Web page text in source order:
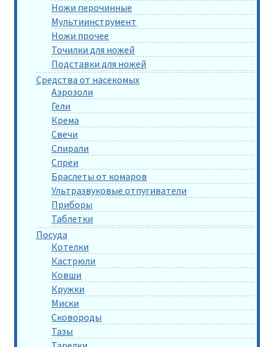
Ножи перочинные
Мультиинструмент
Ножи прочее
Точилки для ножей
Подставки для ножей
Средства от насекомых
Аэрозоли
Гели
Крема
Свечи
Спирали
Спреи
Браслеты от комаров
Ультразвуковые отпугиватели
Приборы
Таблетки
Посуда
Котелки
Кастрюли
Ковши
Кружки
Миски
Сковороды
Тазы